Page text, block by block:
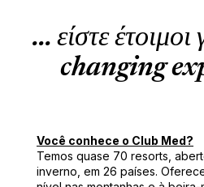
... είστε
changing
Você conhece o Club Med?
Temos quase 70 resorts,
inverno, em 26 países.